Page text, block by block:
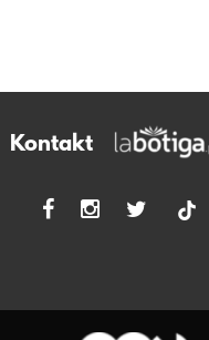
Kontakt
tiktok